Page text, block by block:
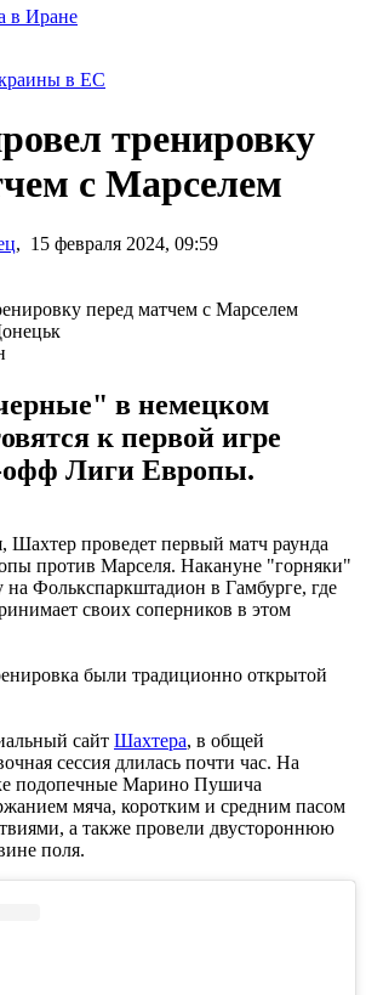
в Иране
в ЕС
тренировку
с Марселем
, 15 февраля 2024, 09:59
в немецком
к первой игре
офф Лиги Европы.
Шахтер проведет первый матч раунда
против Марселя. Накануне "горняки"
на Фолькспаркштадион в Гамбурге, где
своих соперников в этом
были традиционно открытой
сайт Шахтера, в общей
сессия длилась почти час. На
подопечные Марино Пушича
мяча, коротким и средним пасом
а также провели двустороннюю
поля.